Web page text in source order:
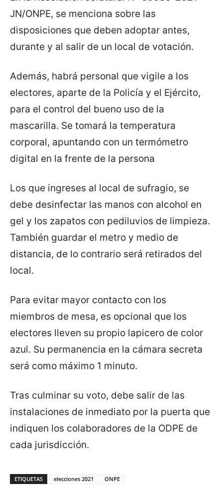
JN/ONPE, se menciona sobre las
disposiciones que deben adoptar antes,
durante y al salir de un local de votación.
Además, habrá personal que vigile a los
electores, aparte de la Policía y el Ejército,
para el control del bueno uso de la
mascarilla. Se tomará la temperatura
corporal, apuntando con un termómetro
digital en la frente de la persona
Los que ingreses al local de sufragio, se
debe desinfectar las manos con alcohol en
gel y los zapatos con pediluvios de limpieza.
También guardar el metro y medio de
distancia, de lo contrario será retirados del
local.
Para evitar mayor contacto con los
miembros de mesa, es opcional que los
electores lleven su propio lapicero de color
azul. Su permanencia en la cámara secreta
será como máximo 1 minuto.
Tras culminar su voto, debe salir de las
instalaciones de inmediato por la puerta que
indiquen los colaboradores de la ODPE de
cada jurisdicción.
ETIQUETAS elecciones 2021 ONPE